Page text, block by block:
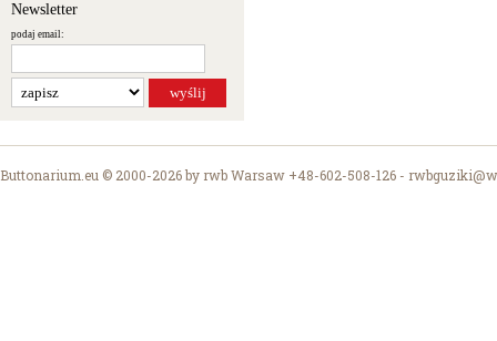
Newsletter
podaj email:
Buttonarium.eu © 2000-2026 by rwb Warsaw +48-602-508-126 -